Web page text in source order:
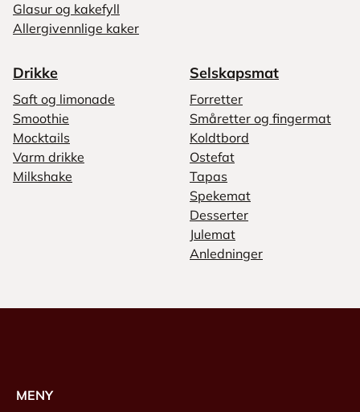
Glasur og kakefyll
Allergivennlige kaker
Drikke
Saft og limonade
Smoothie
Mocktails
Varm drikke
Milkshake
Selskapsmat
Forretter
Småretter og fingermat
Koldtbord
Ostefat
Tapas
Spekemat
Desserter
Julemat
Anledninger
MENY